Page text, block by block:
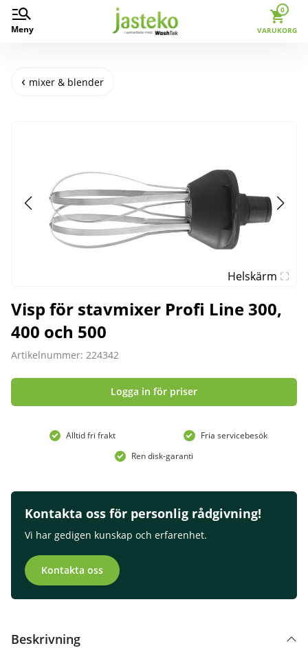
Meny
0
VARUKORG
mixer & blender
Helskärm
Visp för stavmixer Profi Line 300,
400 och 500
Artikelnummer: 224342
Logga in för priser
Alltid fri frakt
Fria servicebesök
Ren disk-garanti
Kontakta oss för personlig rådgivning!
Vi har gedigen kunskap och erfarenhet.
Kontakta oss
Beskrivning